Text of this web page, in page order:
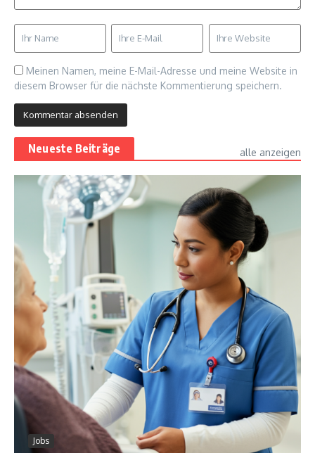
Meinen Namen, meine E-Mail-Adresse und meine Website in
diesem Browser für die nächste Kommentierung speichern.
Neueste Beiträge alle anzeigen
Jobs